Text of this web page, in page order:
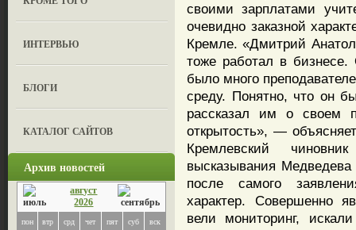
ИНТЕРВЬЮ
БЛОГИ
КАТАЛОГ САЙТОВ
Архив новостей
август
2026
пон втр срд чет пят суб вск
своими зарплатами
очевидно заказной
Кремле. «Дмитрий
тоже работал в
было много
среду. Понятно, что он
рассказал им о своем
открытость», —
Кремлевский
высказывания
после самого
характер. Совершенно
вели мониторинг,